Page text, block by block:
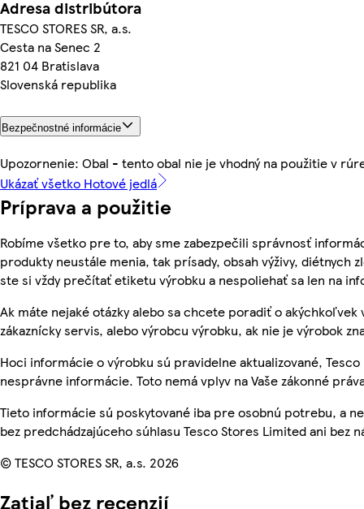
Adresa distribútora
TESCO STORES SR, a.s.
Cesta na Senec 2
821 04 Bratislava
Slovenská republika
Bezpečnostné informácie
Upozornenie: Obal - tento obal nie je vhodný na použitie v
Ukázať všetko Hotové jedlá
Príprava a použitie
Robíme všetko pre to, aby sme zabezpečili správnosť
produkty neustále menia, tak prísady, obsah výživy, diétnych
ste si vždy prečítať etiketu výrobku a nespoliehať sa len na
Ak máte nejaké otázky alebo sa chcete poradiť o akýchkoľvek
zákaznícky servis, alebo výrobcu výrobku, ak nie je výrobok
Hoci informácie o výrobku sú pravidelne aktualizované,
nesprávne informácie. Toto nemá vplyv na Vaše zákonné
Tieto informácie sú poskytované iba pre osobnú potrebu, a
bez predchádzajúceho súhlasu Tesco Stores Limited ani bez
© TESCO STORES SR, a.s. 2026
Zatiaľ bez recenzií